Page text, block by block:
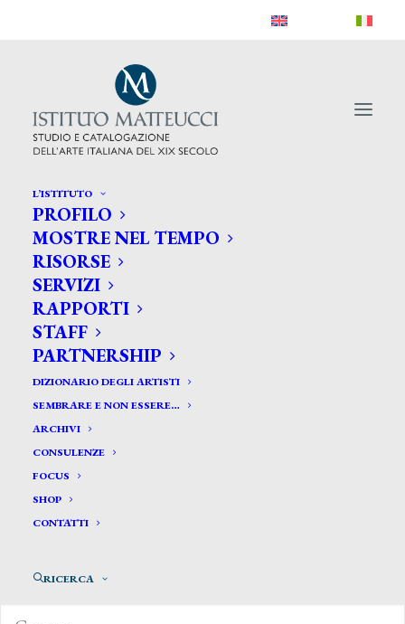
L’ISTITUTO
PROFILO
MOSTRE NEL TEMPO
RISORSE
SERVIZI
RAPPORTI
STAFF
PARTNERSHIP
DIZIONARIO DEGLI ARTISTI
SEMBRARE E NON ESSERE…
ARCHIVI
CONSULENZE
FOCUS
SHOP
CONTATTI
RICERCA